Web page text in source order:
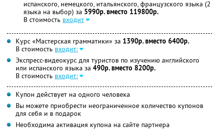
испанского, немецкого, итальянского, французского языка (2
языка на выбор) за 5990р. вместо 119800р.
В стоимость входит
Курс «Мастерская грамматики» за 1390р. вместо 6400р.
В стоимость входит:
Экспресс-видеокурс для туристов по изучению английского
или испанского языка за 490р. вместо 8200р.
В стоимость входит:
Купон действует на одного человека
Вы можете приобрести неограниченное количество купонов
для себя и в подарок
Необходима активация купона на сайте партнера